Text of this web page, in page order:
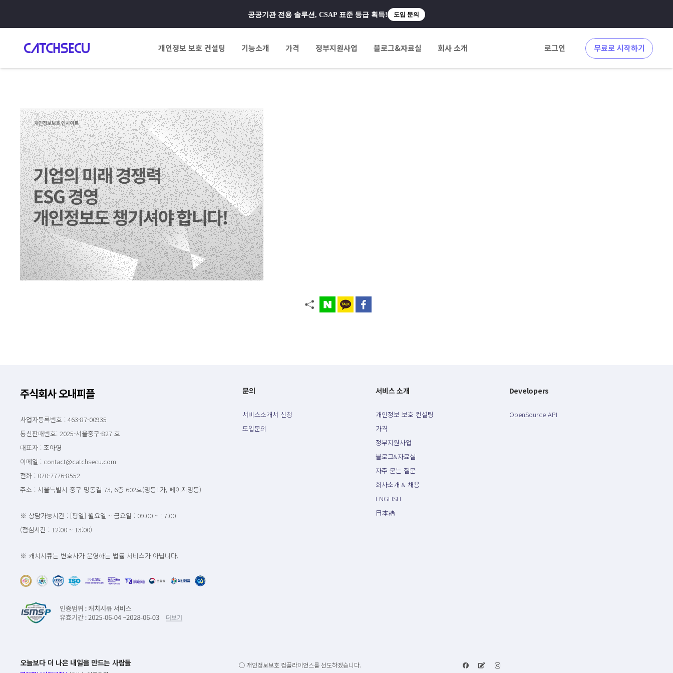
공공기관 전용 솔루션, CSAP 표준 등급 획득! 도입 문의
개인정보 보호 컨설팅 기능소개 가격 정부지원사업 블로그&자료실 회사 소개 로그인 무료로 시작하기
주식회사 오내피플
사업자등록번호 : 463-87-00935
통신판매번호: 2025-서울중구-827 호
대표자 : 조아영
이메일 : contact@catchsecu.com
전화 : 070-7776-8552
주소 : 서울특별시 중구 명동길 73, 6층 602호(명동1가, 페이지명동)
※ 상담가능시간 : [평일] 월요일 ~ 금요일 : 09:00 ~ 17:00
(점심시간 : 12:00 ~ 13:00)
※ 캐치시큐는 변호사가 운영하는 법률 서비스가 아닙니다.
문의
서비스소개서 신청
도입문의
서비스 소개
개인정보 보호 컨설팅
가격
정부지원사업
블로그&자료실
자주 묻는 질문
회사소개 & 채용
ENGLISH
日本語
Developers
OpenSource API
오늘보다 더 나은 내일을 만드는 사람들 ○ 개인정보보호 컴플라이언스를 선도하겠습니다.